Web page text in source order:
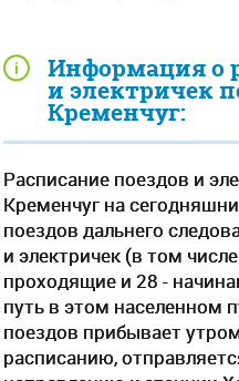
Информация о
и электричек
Кременчуг:
Расписание поездов и
Кременчуг на
поездов дальнего
и электричек (в том
проходящие и 28 -
путь в этом населенном
поездов прибывает
расписанию,